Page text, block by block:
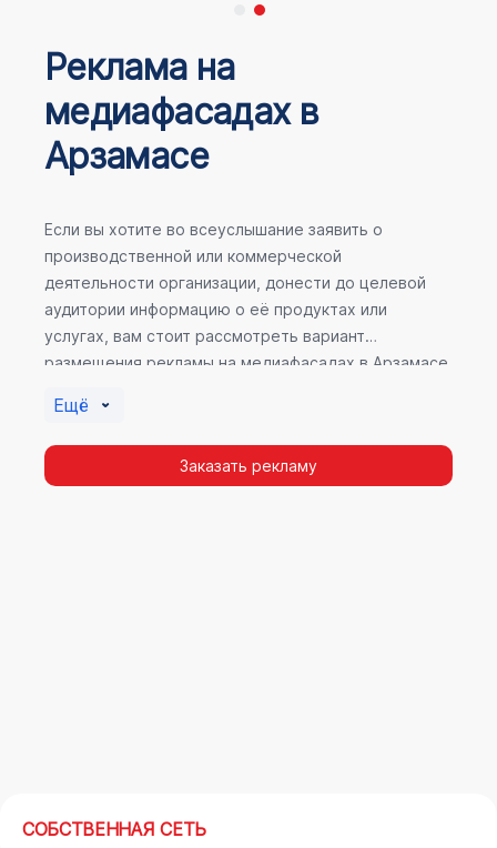
Реклама на
медиафасадах в
Арзамасе
Если вы хотите во всеуслышание заявить о
производственной или коммерческой
деятельности организации, донести до целевой
аудитории информацию о её продуктах или
услугах, вам стоит рассмотреть вариант
размещения рекламы на медиафасадах в Арзамасе.
«Регион Медиа Групп».
Ещё
Заказать рекламу
СОБСТВЕННАЯ СЕТЬ